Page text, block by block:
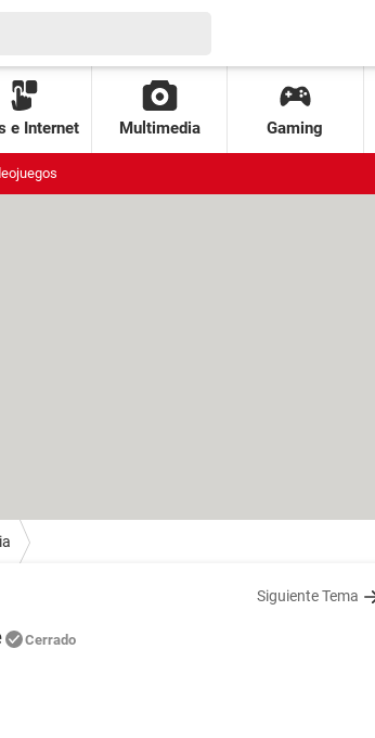
e Internet Multimedia Gaming
Siguiente Tema
Cerrado